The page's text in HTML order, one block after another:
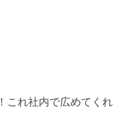
これ社内で広めてくれ